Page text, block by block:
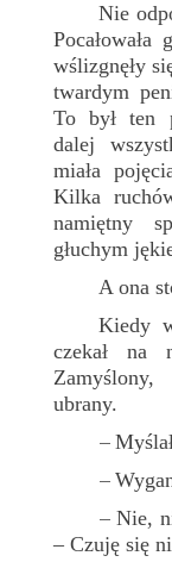
Nie
wślizgnęły
twardym
To był ten
dalej
miała
Kilka
namiętny
głuchym
A ona
Kiedy
czekał na
ubrany.
–
–
– Nie,
– Czuję się